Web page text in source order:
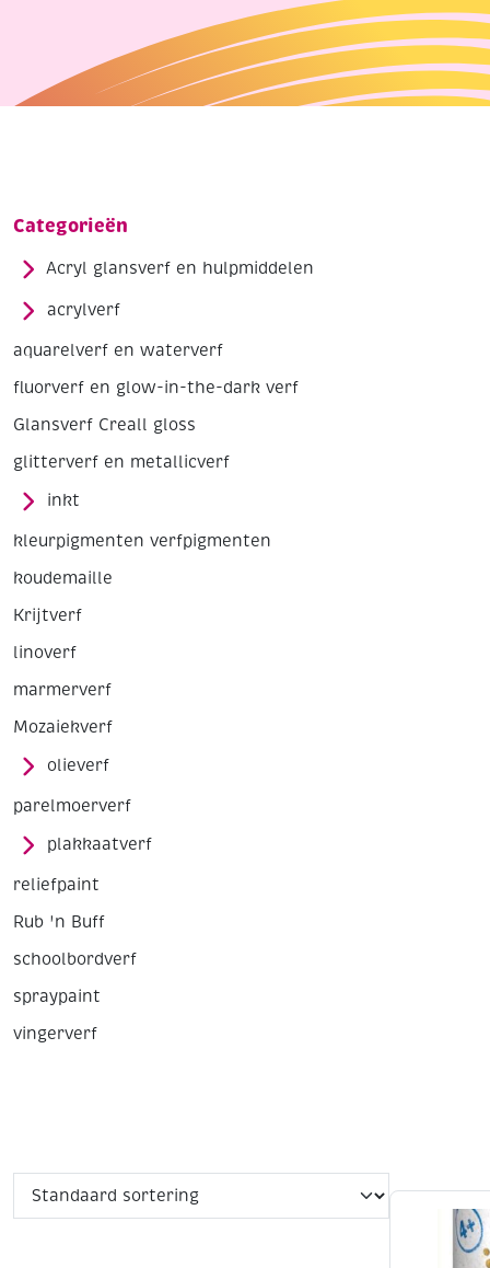
Categorieën
Acryl glansverf en hulpmiddelen
acrylverf
aquarelverf en waterverf
fluorverf en glow-in-the-dark verf
Glansverf Creall gloss
glitterverf en metallicverf
inkt
kleurpigmenten verfpigmenten
koudemaille
Krijtverf
linoverf
marmerverf
Mozaiekverf
olieverf
parelmoerverf
plakkaatverf
reliefpaint
Rub 'n Buff
schoolbordverf
spraypaint
vingerverf